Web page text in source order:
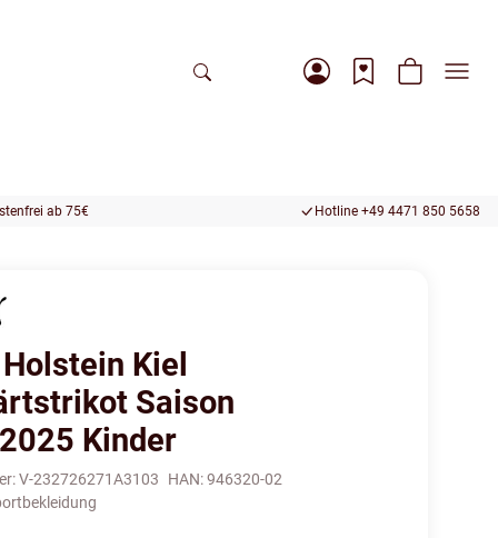
ab 75€ Hotline +49 4471 850 5658
Kiel
Saison
Kinder
V-232726271A3103 HAN:946320-02